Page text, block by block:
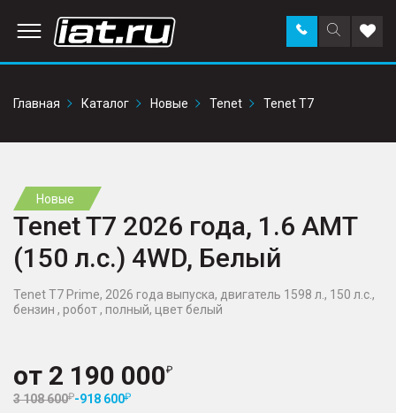
Поиск
по
Заказать
звонок в
Главная
Каталог Новые Tenet Tenet T7
Новые
Tenet T7 2026 года, 1.6 AMT
(150 л.с.) 4WD, Белый
Tenet T7 Prime, 2026 года выпуска, двигатель 1598 л., 150 л.с.,
бензин , робот , полный, цвет белый
от 2 190 000
3 108 600 -918 600